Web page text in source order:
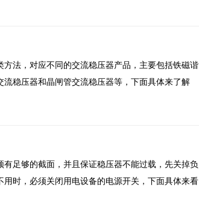
法，对应不同的交流稳压器产品，主要包括铁磁谐
稳压器和晶闸管交流稳压器等，下面具体来了解
足够的截面，并且保证稳压器不能过载，先关掉负
时，必须关闭用电设备的电源开关，下面具体来看